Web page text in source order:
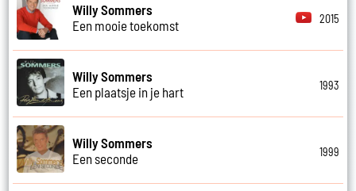
Willy Sommers
Een mooie toekomst
2015
Willy Sommers
Een plaatsje in je hart
1993
Willy Sommers
Een seconde
1999